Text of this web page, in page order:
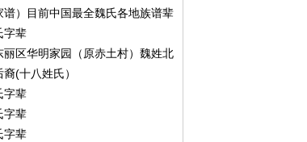
谱）目前中国最全魏氏各地族谱辈
字辈
丽区华明家园（原赤土村）魏姓北
序(十八姓氏）
字辈
字辈
字辈